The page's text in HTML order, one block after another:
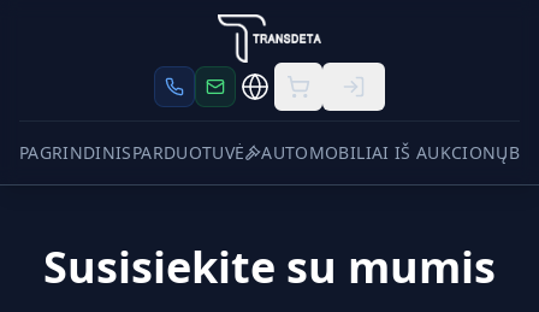
PAGRINDINISPARDUOTUVĖ AUTOMOBILIAI IŠ AUKCIONŲ
Susisiekite su mumis